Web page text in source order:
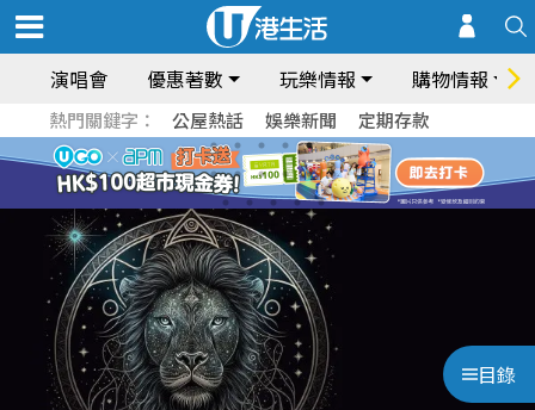
演唱會 優惠著數 玩樂情報 購物情報
熱門關鍵字： 公屋熱話 娛樂新聞 定期存款
目錄